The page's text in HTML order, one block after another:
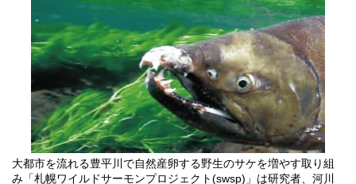
大都市を流れる豊平川で自然産卵する野生のサケを増やす取り組
み「札幌ワイルドサーモンプロジェクト(swsp)」は研究者、河川